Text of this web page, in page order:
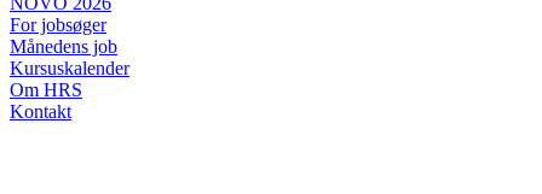
For jobsøger
Månedens job
Kursuskalender
Om HRS
Kontakt